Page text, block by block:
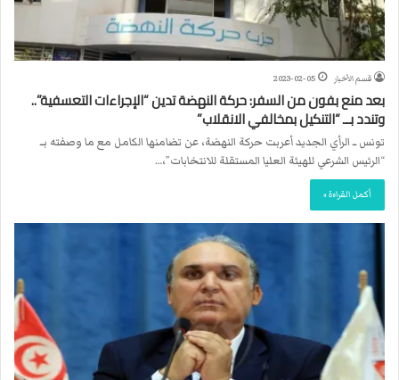
قسم الأخبار 2023-02-05
بعد منع بفون من السفر: حركة النهضة تدين “الإجراءات التعسفية”..
وتندد بــ “التنكيل بمخالفي الانقلاب”
تونس ــ الرأي الجديد أعربت حركة النهضة، عن تضامنها الكامل مع ما وصفته بــ
“الرئيس الشرعي للهيئة العليا المستقلة للانتخابات”،…
أكمل القراءة »